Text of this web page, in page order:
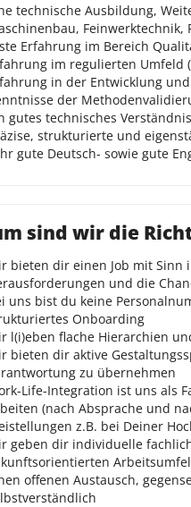
technische Ausbildung,
Feinwerktechnik,
Erfahrung im Bereich
im regulierten Umfeld
in der Entwicklung
der
gutes technisches
strukturierte und
gute Deutsch- sowie gute
sind wir die
bieten dir einen Job mit
und die
uns bist du keine
Onboarding
l(i)eben flache Hierarchien
bieten dir aktive
zu übernehmen
Life-Integration ist uns als
(nach Absprache und
z.B. bei Deiner
geben dir individuelle
offenen Austausch,